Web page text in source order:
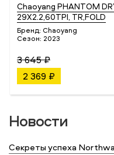
Chaoyang PHANTOM
29Х2.2,60TPI, TR,FOLD
Бренд: Chaoyang
Сезон: 2023
3 645 ₽
2 369 ₽
Новости
Секреты успеха